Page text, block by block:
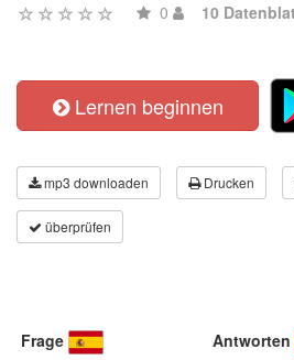
0 10
Lernen beginnen
mp3 downloaden Drucken
überprüfen
Frage Antworten